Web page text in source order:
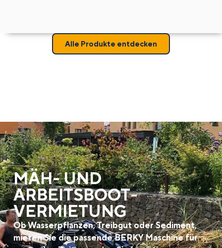
Alle Produkte entdecken
MÄH- UND
ARBEITSBOOT­
VERMIETUNG
Ob Wasserpflanzen, Treibgut oder Sediment,
mieten Sie die passende BERKY Maschine für